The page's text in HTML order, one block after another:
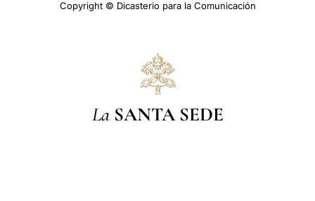
Copyright © Dicasterio para la Comunicación
La SANTA SEDE